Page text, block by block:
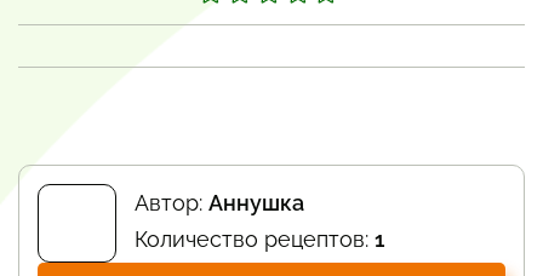
Автор: Аннушка
Количество рецептов: 1